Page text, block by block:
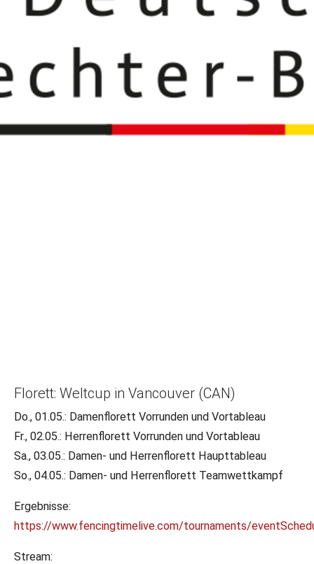
01.05.2025 • LR/DFB-PR
Weltcups am Wochenende
Florett: Weltcup in Vancouver (CAN)
Do., 01.05.: Damenflorett Vorrunden und Vortableau
Fr., 02.05.: Herrenflorett Vorrunden und Vortableau
Sa., 03.05.: Damen- und Herrenflorett Haupttableau
So., 04.05.: Damen- und Herrenflorett Teamwettkampf
Ergebnisse:
https://www.fencingtimelive.com/tournaments/
Stream: